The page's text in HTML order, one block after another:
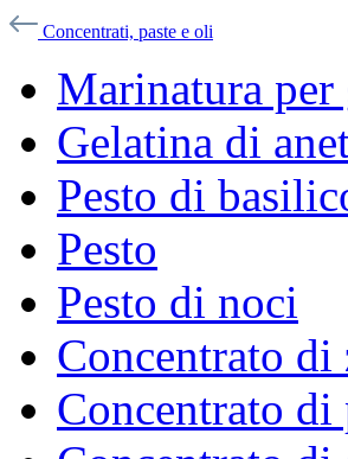
Concentrati, paste e oli
Marinatura
Gelatina di
Pesto di
Pesto
Pesto di noci
Concentrato di
Concentrato